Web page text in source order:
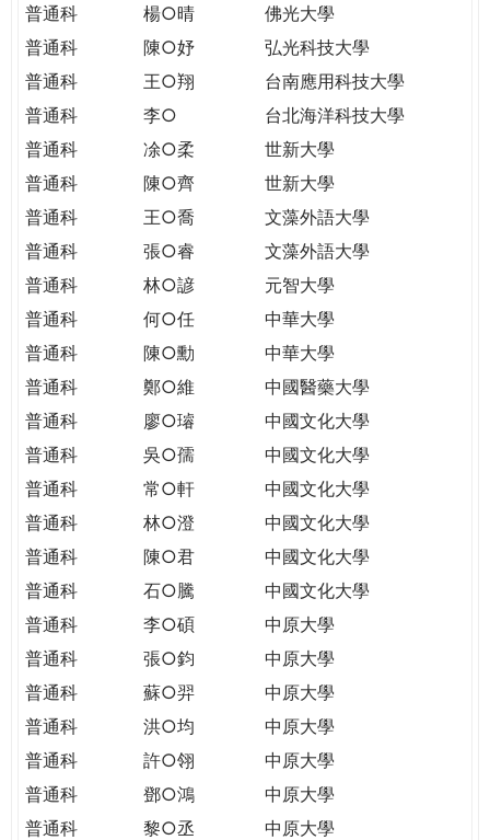
普通科
楊○晴
佛光大學
普通科
陳○妤
弘光科技大學
普通科
王○翔
台南應用科技大學
普通科
李○
台北海洋科技大學
普通科
凃○柔
世新大學
普通科
陳○齊
世新大學
普通科
王○喬
文藻外語大學
普通科
張○睿
文藻外語大學
普通科
林○諺
元智大學
普通科
何○任
中華大學
普通科
陳○勳
中華大學
普通科
鄭○維
中國醫藥大學
普通科
廖○璿
中國文化大學
普通科
吳○孺
中國文化大學
普通科
常○軒
中國文化大學
普通科
林○澄
中國文化大學
普通科
陳○君
中國文化大學
普通科
石○騰
中國文化大學
普通科
李○碩
中原大學
普通科
張○鈞
中原大學
普通科
蘇○羿
中原大學
普通科
洪○均
中原大學
普通科
許○翎
中原大學
普通科
鄧○鴻
中原大學
普通科
黎○丞
中原大學